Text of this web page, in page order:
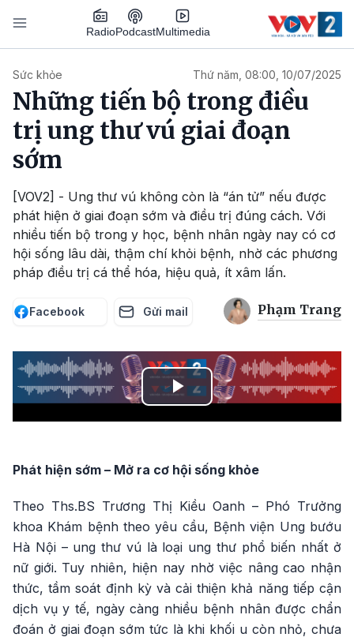
Nhảy đến nội dung
RadioPodcastMultimedia
Sức khỏe Thứ năm, 08:00, 10/07/2025
Những tiến bộ trong điều
trị ung thư vú giai đoạn
sớm
[VOV2] - Ung thư vú không còn là “án tử” nếu được
phát hiện ở giai đoạn sớm và điều trị đúng cách. Với
nhiều tiến bộ trong y học, bệnh nhân ngày nay có cơ
hội sống lâu dài, thậm chí khỏi bệnh, nhờ các phương
pháp điều trị cá thể hóa, hiệu quả, ít xâm lấn.
Facebook Gửi mail Phạm Trang
Play
Phát hiện sớm – Mở ra cơ hội sống khỏe
Theo Ths.BS Trương Thị Kiều Oanh – Phó Trưởng
khoa Khám bệnh theo yêu cầu, Bệnh viện Ung bướu
Hà Nội – ung thư vú là loại ung thư phổ biến nhất ở
nữ giới. Tuy nhiên, hiện nay nhờ việc nâng cao nhận
thức, tầm soát định kỳ và cải thiện khả năng tiếp cận
dịch vụ y tế, ngày càng nhiều bệnh nhân được chẩn
đoán ở giai đoạn sớm tức là khi khối u còn nhỏ, chưa